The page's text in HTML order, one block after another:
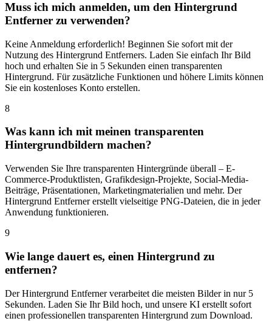
Muss ich mich anmelden, um den Hintergrund
Entferner zu verwenden?
Keine Anmeldung erforderlich! Beginnen Sie sofort mit der
Nutzung des Hintergrund Entferners. Laden Sie einfach Ihr Bild
hoch und erhalten Sie in 5 Sekunden einen transparenten
Hintergrund. Für zusätzliche Funktionen und höhere Limits können
Sie ein kostenloses Konto erstellen.
8
Was kann ich mit meinen transparenten
Hintergrundbildern machen?
Verwenden Sie Ihre transparenten Hintergründe überall – E-
Commerce-Produktlisten, Grafikdesign-Projekte, Social-Media-
Beiträge, Präsentationen, Marketingmaterialien und mehr. Der
Hintergrund Entferner erstellt vielseitige PNG-Dateien, die in jeder
Anwendung funktionieren.
9
Wie lange dauert es, einen Hintergrund zu
entfernen?
Der Hintergrund Entferner verarbeitet die meisten Bilder in nur 5
Sekunden. Laden Sie Ihr Bild hoch, und unsere KI erstellt sofort
einen professionellen transparenten Hintergrund zum Download.